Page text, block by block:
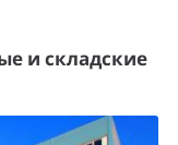
и складские